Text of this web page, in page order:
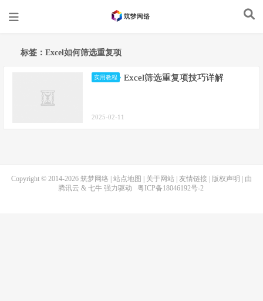
标签：Excel如何筛选重复项
实用教程 Excel筛选重复项技巧详解
2025-02-11
Copyright © 2014-2026 筑梦网络 站点地图 关于网站 友情链接 版权声明
| 由
腾讯云 & 七牛强力驱动 粤ICP备18046192号-2